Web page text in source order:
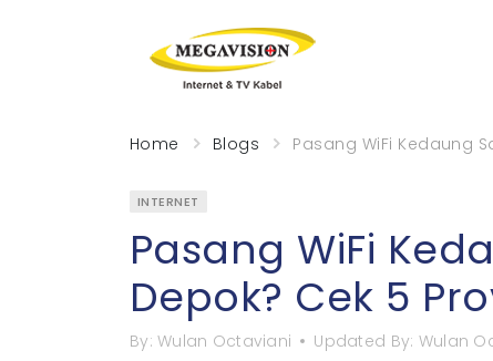
Home Blogs Pasang WiFi Kedaung
INTERNET
Pasang WiFi
Depok? Cek 5
By:Wulan Octaviani Updated By: Wulan